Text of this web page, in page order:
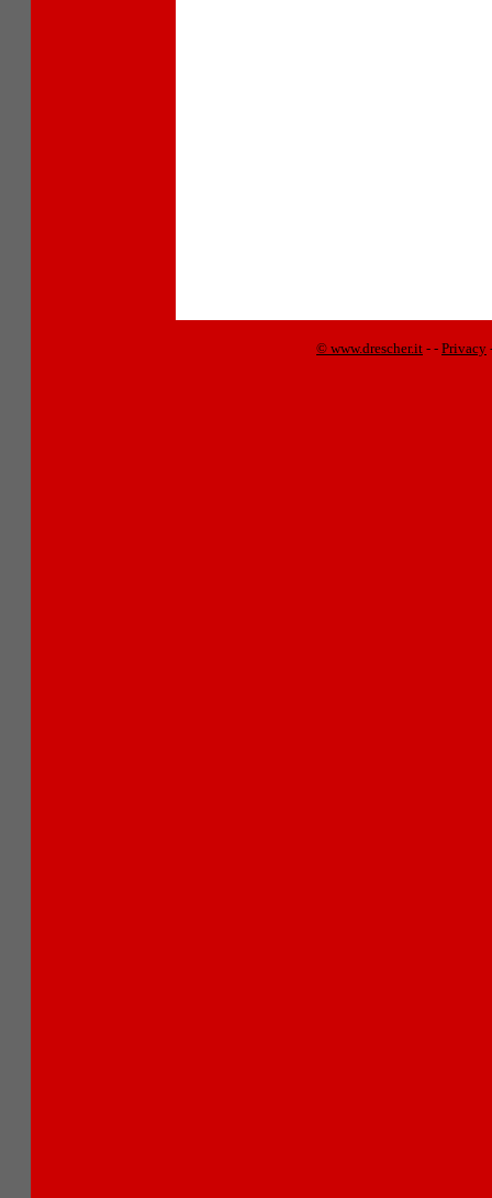
© www.drescher.it - - Privacy